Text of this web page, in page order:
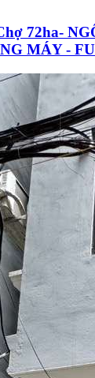
72ha-
MÁY -